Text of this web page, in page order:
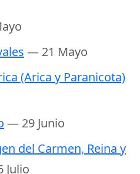
— 21 Mayo
(Arica y Paranicota)
— 29 Junio
del Carmen, Reina y
Julio